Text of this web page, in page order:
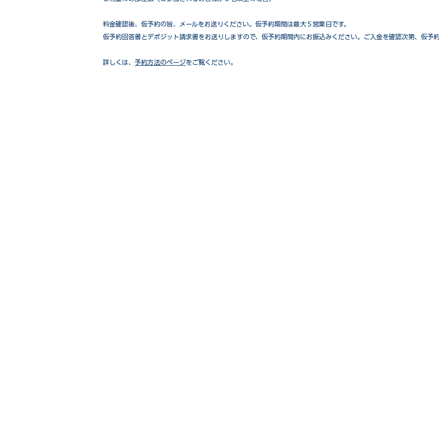
​料金確認後、仮予約の旨、メールをお送りください。仮予約期間は最大５営業日です。
仮予約回答書とデポジット請求書をお送りしますので、仮予約期間内にお振込みください。ご入金を確認次第、仮予
詳しくは、 予約方法のページをご覧ください。